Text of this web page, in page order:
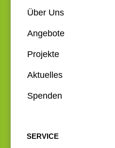
Über Uns
Angebote
Projekte
Aktuelles
Spenden
SERVICE